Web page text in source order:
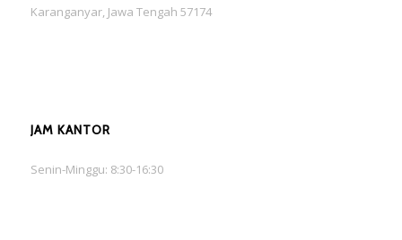
Karanganyar, Jawa Tengah 57174
JAM KANTOR
Senin-Minggu: 8:30-16:30